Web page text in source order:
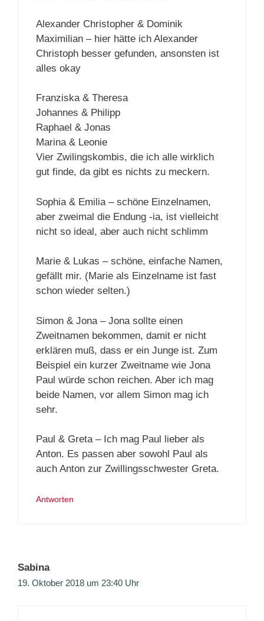
Alexander Christopher & Dominik
Maximilian – hier hätte ich Alexander
Christoph besser gefunden, ansonsten ist
alles okay
Franziska & Theresa
Johannes & Philipp
Raphael & Jonas
Marina & Leonie
Vier Zwilingskombis, die ich alle wirklich
gut finde, da gibt es nichts zu meckern.
Sophia & Emilia – schöne Einzelnamen,
aber zweimal die Endung -ia, ist vielleicht
nicht so ideal, aber auch nicht schlimm
Marie & Lukas – schöne, einfache Namen,
gefällt mir. (Marie als Einzelname ist fast
schon wieder selten.)
Simon & Jona – Jona sollte einen
Zweitnamen bekommen, damit er nicht
erklären muß, dass er ein Junge ist. Zum
Beispiel ein kurzer Zweitname wie Jona
Paul würde schon reichen. Aber ich mag
beide Namen, vor allem Simon mag ich
sehr.
Paul & Greta – Ich mag Paul lieber als
Anton. Es passen aber sowohl Paul als
auch Anton zur Zwillingsschwester Greta.
Antworten
Sabina
19. Oktober 2018 um 23:40 Uhr